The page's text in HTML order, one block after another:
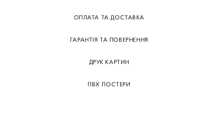
ОПЛАТА ТА ДОСТАВКА
ГАРАНТІЯ ТА ПОВЕРНЕННЯ
ДРУК КАРТИН
ПВХ ПОСТЕРИ